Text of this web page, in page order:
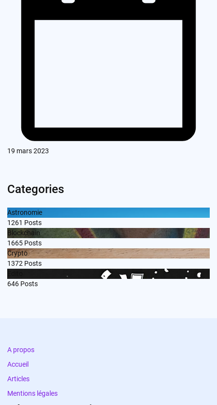
19 mars 2023
Categories
Astronomie
1261 Posts
Blockchain
1665 Posts
Crypto
1372 Posts
646 Posts
A propos
Accueil
Articles
Mentions légales